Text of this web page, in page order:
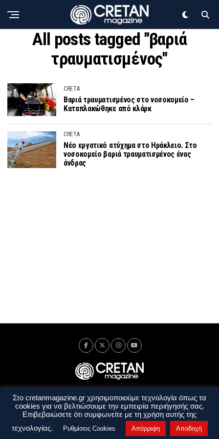
All posts tagged "βαριά
τραυματισμένος"
CRETA
Βαριά τραυματισμένος στο νοσοκομείο –
Καταπλακώθηκε από κλάρκ
CRETA
Νέο εργατικό ατύχημα στο Ηράκλειο. Στο
νοσοκομείο βαριά τραυματισμένος ένας
άνδρας
Ταυτότητα Πολιτική Απορρήτου
Όροι Χρήσης
Όροι και Προϋποθέσεις
Στο cretanmagazine.gr χρησιμοποιούμε τεχνολογία όπως τα
cookies για να βελτιώσουμε την εμπειρία περιήγησής σας.
Επιβεβαιώσετε ότι συμφωνείτε με τη χρήση αυτής της
τεχνολογίας.
Ρυθμίσεις Cookies Απόρριψη Αποδοχή